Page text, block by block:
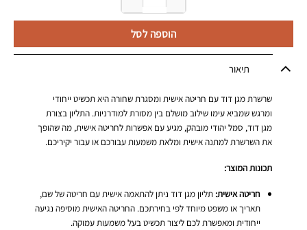
הוספה לסל
תיאור
שרשרת מגן דוד עם חריטה אישית ומסגרת שחורה היא תכשיט ייחודי
ומרגש שמביא עימו שילוב מושלם בין מסורת למודרניות. התליון בצורת
מגן דוד, סמל יהודי מובהק, מגיע עם אפשרות לחריטה אישית, מה שהופך
את השרשרת למתנה אישית ומלאת משמעות עבורכם או עבור יקיריכם.
תכונות המוצר:
חריטה אישית: תליון מגן דוד ניתן להתאמה אישית עם חריטה של שם,
תאריך או משפט מיוחד לפי בחירתכם. החריטה האישית מוסיפה נגיעה
ייחודית ומאפשרת לכם ליצור תכשיט בעל משמעות עמוקה.